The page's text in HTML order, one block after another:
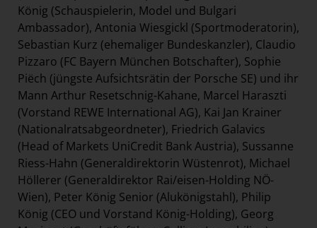
König (Schauspielerin, Model und Bulgari
Ambassador), Antonia Wiesgickl (Sportmoderatorin),
Sebastian Kurz (ehemaliger Bundeskanzler), Claudio
Pizzaro (FC Bayern München Botschafter), Sophie
Piëch (jüngste Aufsichtsrätin der Porsche SE) und ihr
Mann Arthur Resetschnig-Kahane, Marcel Haraszti
(Vorstand REWE International AG), Kai Jan Krainer
(Nationalratsabgeordneter), Friedrich Galavics
(Head of Markets UniCredit Bank Austria), Sussanne
Riess-Hahn (Generaldirektorin Wüstenrot), Michael
Höllerer (Generaldirektor Rai/eisen-Holding NÖ-
Wien), Peter König Senior (Alukönigstahl), Philip
König (CEO und Vorstand König-Holding), Georg